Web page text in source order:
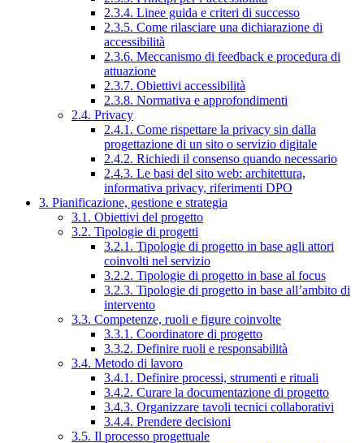
2.3.4. Linee guida e criteri di successo
2.3.5. Come rilasciare una dichiarazione di
accessibilità
2.3.6. Meccanismo di feedback e procedura di
attuazione
2.3.7. Obiettivi accessibilità
2.3.8. Normativa e approfondimenti
2.4. Privacy
2.4.1. Come rispettare la privacy sin dalla
progettazione di un sito o servizio digitale
2.4.2. Richiedi il consenso quando necessario
2.4.3. Le basi del sito web: architettura,
informativa privacy, riferimenti DPO
3. Pianificazione, gestione e strategia
3.1. Obiettivi del progetto
3.2. Tipologie di progetti
3.2.1. Tipologie di progetto in base agli attori
coinvolti nel servizio
3.2.2. Tipologie di progetto in base al focus
3.2.3. Tipologie di progetto in base all’ambito di
intervento
3.3. Competenze, ruoli e figure coinvolte
3.3.1. Coordinatore di progetto
3.3.2. Definire ruoli e responsabilità
3.4. Metodo di lavoro
3.4.1. Definire processi, strumenti e rituali
3.4.2. Curare la documentazione di progetto
3.4.3. Organizzare tavoli tecnici collaborativi
3.4.4. Prendere decisioni
3.5. Il processo progettuale